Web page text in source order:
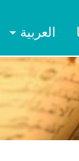
العربیة